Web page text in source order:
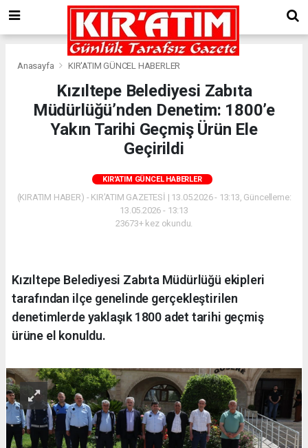
Anasayfa KIR'ATIM GÜNCEL HABERLER
Kızıltepe Belediyesi Zabıta
Müdürlüğü’nden Denetim: 1800’e
Yakın Tarihi Geçmiş Ürün Ele
Geçirildi
KIR'ATIM GÜNCEL HABERLER
(KIRATIM HABER) - KIR'ATIM GAZETESİ | 13.05.2026 - 13:13, Güncelleme:
13.05.2026 - 13:13
23673+ kez okundu.
Kızıltepe Belediyesi Zabıta Müdürlüğü ekipleri
tarafından ilçe genelinde gerçekleştirilen
denetimlerde yaklaşık 1800 adet tarihi geçmiş
ürüne el konuldu.